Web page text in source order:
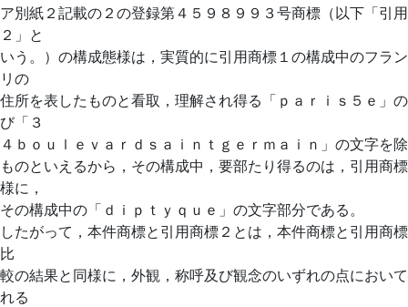
ア別紙２記載の２の登録第４５９８９９３号商標（以下「引
２」と
いう。）の構成態様は，実質的に引用商標１の構成中のフラ
リの
住所を表したものと看取，理解され得る「ｐａｒｉｓ５ｅ」
び「３
４ｂｏｕｌｅｖａｒｄｓａｉｎｔｇｅｒｍａｉｎ」の文字を
ものといえるから，その構成中，要部たり得るのは，引用商
様に，
その構成中の「ｄｉｐｔｙｑｕｅ」の文字部分である。
したがって，本件商標と引用商標２とは，本件商標と引用商
比
較の結果と同様に，外観，称呼及び観念のいずれの点におい
れる